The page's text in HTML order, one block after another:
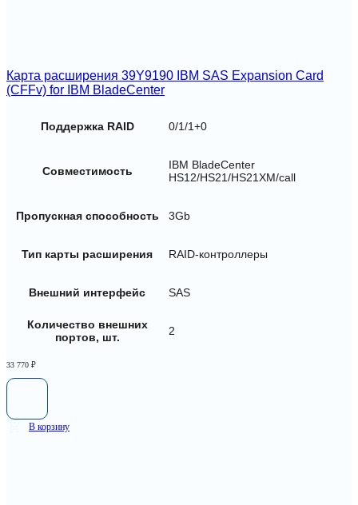
Карта расширения 39Y9190 IBM SAS Expansion Card
(CFFv) for IBM BladeCenter
Поддержка RAID 0/1/1+0
Совместимость
IBM BladeCenter
HS12/HS21/HS21XM/call
Пропускная способность 3Gb
Тип карты расширения RAID-контроллеры
Внешний интерфейс SAS
Количество внешних
портов, шт.
2
33 770 ₽
В корзину